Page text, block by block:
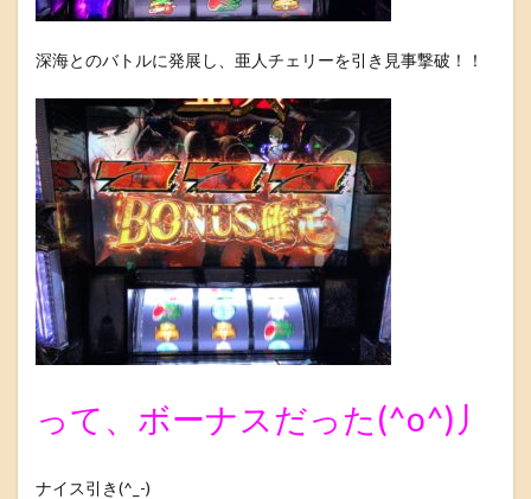
深海とのバトルに発展し、亜人チェリーを引き見事撃破！！
って、ボーナスだった(^o^)丿
ナイス引き(^_-)